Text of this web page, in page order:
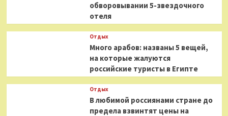
обворовывании 5-звездочного
отеля
Отдых
Много арабов: названы 5 вещей,
на которые жалуются
российские туристы в Египте
Отдых
В любимой россиянами стране до
предела взвинтят цены на